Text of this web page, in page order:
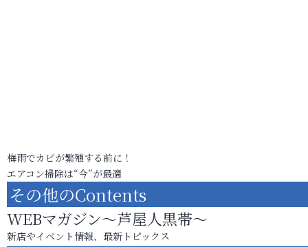
梅雨でカビが繁殖する前に！
エアコン掃除は“今”が最適
その他のContents
WEBマガジン～芦屋人黒帯～
新店やイベント情報、最新トピックス